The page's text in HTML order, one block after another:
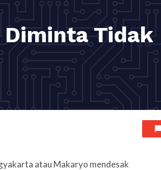
Tidak
atau Makaryo mendesak